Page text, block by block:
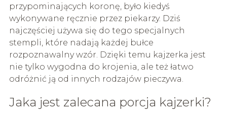
przypominających koronę, było kiedyś
wykonywane ręcznie przez piekarzy. Dziś
najczęściej używa się do tego specjalnych
stempli, które nadają każdej bułce
rozpoznawalny wzór. Dzięki temu kajzerka jest
nie tylko wygodna do krojenia, ale też łatwo
odróżnić ją od innych rodzajów pieczywa.
Jaka jest zalecana porcja kajzerki?